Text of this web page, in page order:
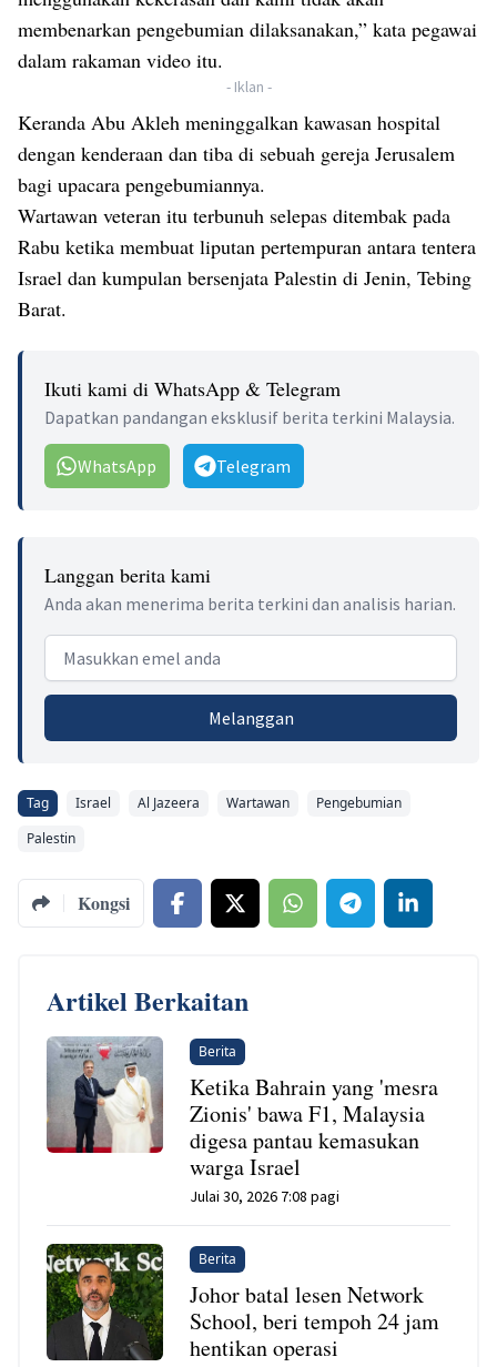
membenarkan pengebumian dilaksanakan,” kata pegawai
dalam rakaman video itu.
- Iklan -
Keranda Abu Akleh meninggalkan kawasan hospital
dengan kenderaan dan tiba di sebuah gereja Jerusalem
bagi upacara pengebumiannya.
Wartawan veteran itu terbunuh selepas ditembak pada
Rabu ketika membuat liputan pertempuran antara tentera
Israel dan kumpulan bersenjata Palestin di Jenin, Tebing
Barat.
Ikuti kami di WhatsApp & Telegram
Dapatkan pandangan eksklusif berita terkini Malaysia.
WhatsApp Telegram
Langgan berita kami
Anda akan menerima berita terkini dan analisis harian.
Email address
Melanggan
Tag Israel Al Jazeera Wartawan
Pengebumian
Palestin
Kongsi
Artikel Berkaitan
Berita
Ketika Bahrain yang 'mesra
Zionis' bawa F1, Malaysia
digesa pantau kemasukan
warga Israel
Julai 30, 2026 7:08 pagi
Berita
Johor batal lesen Network
School, beri tempoh 24 jam
hentikan operasi